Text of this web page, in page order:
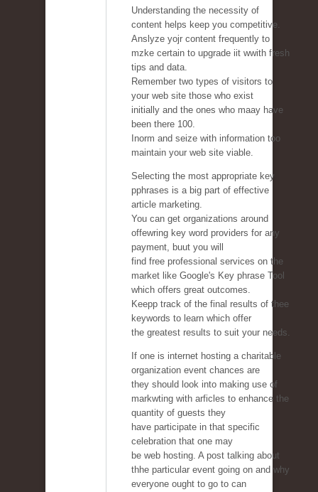
Understanding the necessity of
content helps keep you competitive.
Anslyze yojr content frequently to
mzke certain to upgrade iit wwith fresh
tips and data.
Remember two types of visitors to
your web site those who exist
initially and the ones who maay have
been there 100.
Inorm and seize with information too
maintain your web site viable.
Selecting the most appropriate key
pphrases is a big part of effective
article marketing.
You can get organizations around
offewring key word providers for any
payment, buut you will
find free professional services on the
market like Google's Key phrase Tool
which offers great outcomes.
Keepp track of the final results of thee
keywords to learn which offer
the greatest results to suit your needs.
If one is internet hosting a charitable
organization event chances are
they should look into making use of
markwting with arficles to enhance the
quantity of guests they
have participate in that specific
celebration that one may
be web hosting. A post talking about
thhe particular event going on and why
everyone ought to go to can